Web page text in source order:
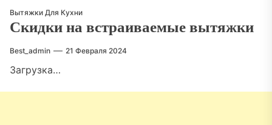
Вытяжки Для Кухни
Скидки на встраиваемые вытяжки
Best_admin 21 Февраля 2024
Загрузка…